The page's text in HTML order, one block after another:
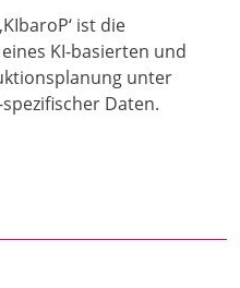
ist die
KI-basierten und
unter
Daten.